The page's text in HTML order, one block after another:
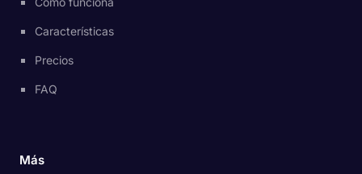
Características
Precios
FAQ
Más